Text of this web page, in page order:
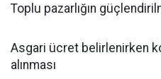
Toplu pazarlığın
Asgari ücret belirlenirken
alınması